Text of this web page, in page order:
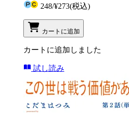
248/¥273(税込)
カートに追加
カートに追加しました
試し読み